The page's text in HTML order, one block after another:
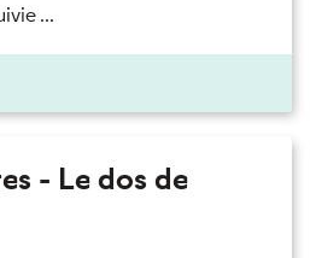
...
- Le dos de